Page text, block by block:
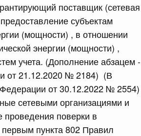
поставщик (сетевая
субъектам
(мощности) , в отношении
энергии (мощности) ,
учета. (Дополнение абзацем -
от 21.12.2020 № 2184) (В
от 30.12.2022 № 2554)
сетевыми организациями и
проведения поверки в
первым пункта 802 Правил
1